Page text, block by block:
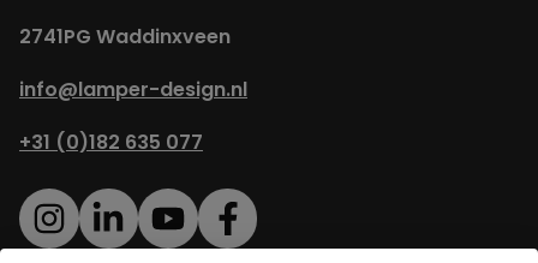
2741PG Waddinxveen
info@lamper-design.nl
+31 (0)182 635 077